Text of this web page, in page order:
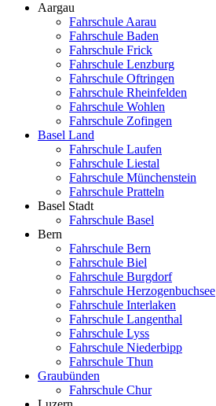
Aargau
Fahrschule Aarau
Fahrschule Baden
Fahrschule Frick
Fahrschule Lenzburg
Fahrschule Oftringen
Fahrschule Rheinfelden
Fahrschule Wohlen
Fahrschule Zofingen
Basel Land
Fahrschule Laufen
Fahrschule Liestal
Fahrschule Münchenstein
Fahrschule Pratteln
Basel Stadt
Fahrschule Basel
Bern
Fahrschule Bern
Fahrschule Biel
Fahrschule Burgdorf
Fahrschule Herzogenbuchsee
Fahrschule Interlaken
Fahrschule Langenthal
Fahrschule Lyss
Fahrschule Niederbipp
Fahrschule Thun
Graubünden
Fahrschule Chur